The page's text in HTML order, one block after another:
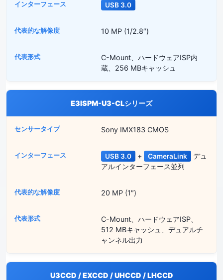
USB 3.0
10 MP (1/2.8″)
C-Mount、ハードウェアISP内
蔵、256 MBキャッシュ
E3ISPM-U3-CLシリーズ
Sony IMX183 CMOS
USB 3.0 + CameraLink
デュ
アルインターフェース並列
20 MP (1″)
C-Mount、ハードウェアISP、
512 MBキャッシュ、デュアルチ
ャンネル出力
U3CCD / EXCCD / UHCCD / LHCCD